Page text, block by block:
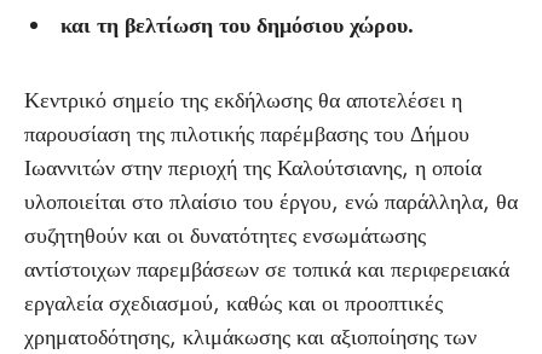
και τη βελτίωση του δημόσιου χώρου.
Κεντρικό σημείο της εκδήλωσης θα αποτελέσει η
παρουσίαση της πιλοτικής παρέμβασης του Δήμου
Ιωαννιτών στην περιοχή της Καλούτσιανης, η οποία
υλοποιείται στο πλαίσιο του έργου, ενώ παράλληλα, θα
συζητηθούν και οι δυνατότητες ενσωμάτωσης
αντίστοιχων παρεμβάσεων σε τοπικά και περιφερειακά
εργαλεία σχεδιασμού, καθώς και οι προοπτικές
χρηματοδότησης, κλιμάκωσης και αξιοποίησης των